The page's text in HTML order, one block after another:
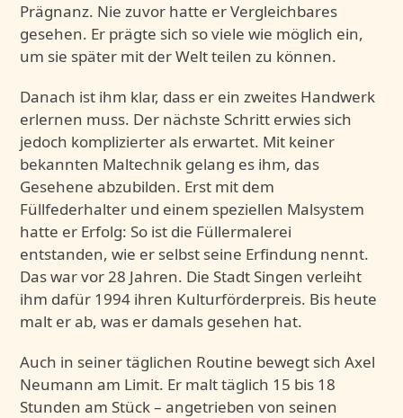
Prägnanz. Nie zuvor hatte er Vergleichbares
gesehen. Er prägte sich so viele wie möglich ein,
um sie später mit der Welt teilen zu können.
Danach ist ihm klar, dass er ein zweites Handwerk
erlernen muss. Der nächste Schritt erwies sich
jedoch komplizierter als erwartet. Mit keiner
bekannten Maltechnik gelang es ihm, das
Gesehene abzubilden. Erst mit dem
Füllfederhalter und einem speziellen Malsystem
hatte er Erfolg: So ist die Füllermalerei
entstanden, wie er selbst seine Erfindung nennt.
Das war vor 28 Jahren. Die Stadt Singen verleiht
ihm dafür 1994 ihren Kulturförderpreis. Bis heute
malt er ab, was er damals gesehen hat.
Auch in seiner täglichen Routine bewegt sich Axel
Neumann am Limit. Er malt täglich 15 bis 18
Stunden am Stück – angetrieben von seinen